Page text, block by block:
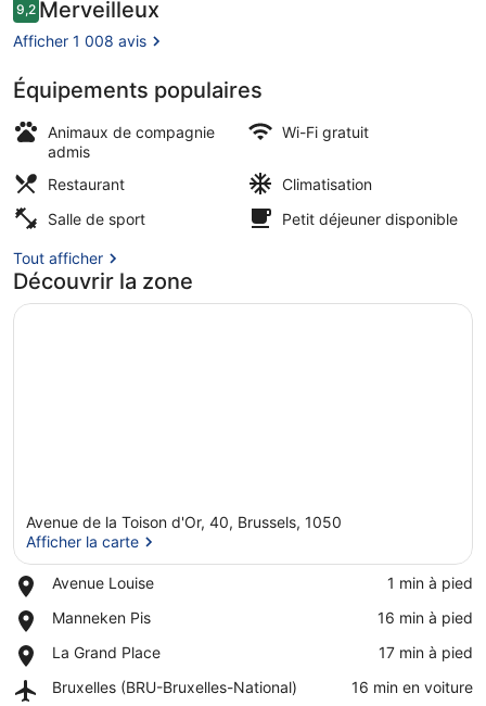
Brussels
MGallery
Extérieur
Avis
voyageurs
9,29,2 sur 10
Merveilleux
Afficher 1 008 avis
Équipements populaires
Animaux de compagnie
admis
Wi-Fi gratuit
Restaurant
Climatisation
Salle de sport
Petit déjeuner disponible
Tout afficher
Découvrir la zone
Avenue de la Toison d'Or, 40, Brussels, 1050
Afficher la carte
Avenue Louise
Place,
Louise
‪1 min à pied‬
Manneken Pis
Place,
Pis
‪16 min à pied‬
La Grand Place
Place,
Grand
‪17 min à pied‬
Bruxelles (BRU-Bruxelles-National)
Airport,
‪16 min en voiture‬